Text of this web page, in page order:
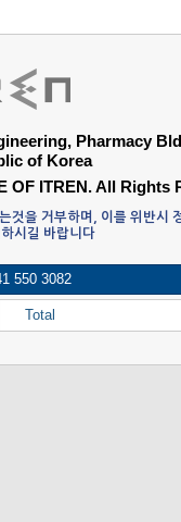
Pharmacy
of Korea
OF ITREN. All Rights
것을 거부하며, 이를 위반시
시길 바랍니다
550 3082
Total